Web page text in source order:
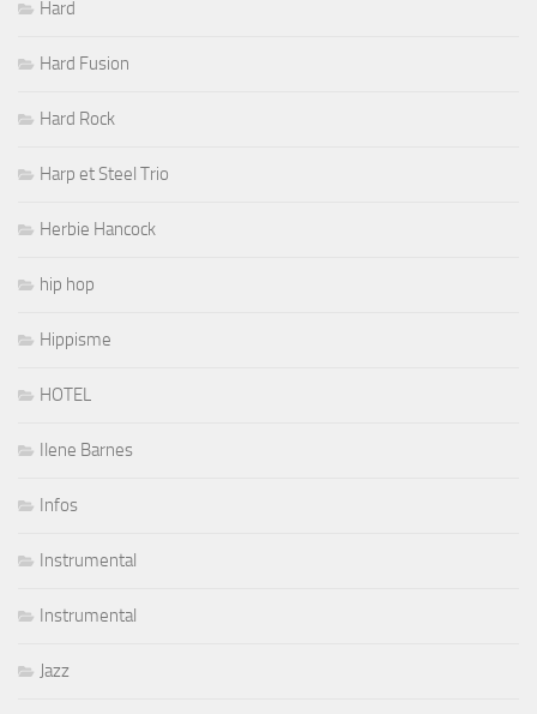
Hard
Hard Fusion
Hard Rock
Harp et Steel Trio
Herbie Hancock
hip hop
Hippisme
HOTEL
Ilene Barnes
Infos
Instrumental
Instrumental
Jazz